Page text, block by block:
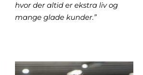
hvor der altid er ekstra liv og
mange glade kunder.”